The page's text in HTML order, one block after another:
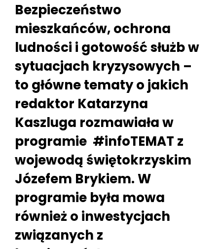
Bezpieczeństwo
mieszkańców, ochrona
ludności i gotowość służb w
sytuacjach kryzysowych –
to główne tematy o jakich
redaktor Katarzyna
Kaszluga rozmawiała w
programie #infoTEMAT z
wojewodą świętokrzyskim
Józefem Brykiem. W
programie była mowa
również o inwestycjach
związanych z